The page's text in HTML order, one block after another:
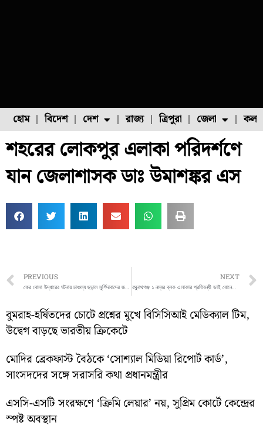
হোম বিদেশ দেশ
ফুল চাষ ফল চাষ মাছ চাষ পোল্ট্রি চাষ
রাজ্য ত্রিপুরা জেলা
উত্তর ২৪ পরগনা
শহরের লোকপুর এলাকা পরিদর্শণে
যান জেলাশাসক ডাঃ উমাশঙ্কর এস
Prev
PREVIOUS
ফের বোমা উদ্ধারের ঘটনায় চাঞ্চল্য ছড়াল মুর্শিদাবাদের জলঙ্গীতে
NEXT
রঘুনাথগঞ্জ ১ নম্বর ব্লক এলাকার প্রতিবন্ধী ভাই বোনেদের প্রতিবন্ধী সরঞ্জাম বিতরন শিবির
বুমরাহ-হর্ষিতদের চোটে প্রশ্নের মুখে বিসিসিআই মেডিক্যাল টিম,
উদ্বেগ বাড়ছে ভারতীয় ক্রিকেটে
মোদির ব্রেকফাস্ট বৈঠকে ‘সোশ্যাল মিডিয়া রিপোর্ট কার্ড’,
সাংসদদের সঙ্গে সরাসরি কথা প্রধানমন্ত্রীর
এসসি-এসটি সংরক্ষণে ‘ক্রিমি লেয়ার’ নয়, সুপ্রিম কোর্টে কেন্দ্রের
স্পষ্ট অবস্থান